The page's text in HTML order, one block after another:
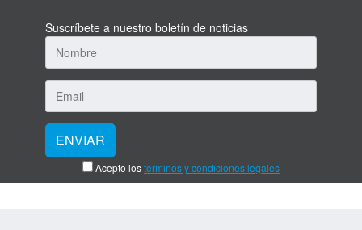
Suscríbete a nuestro boletín de noticias
Acepto lostérminos y condiciones legales